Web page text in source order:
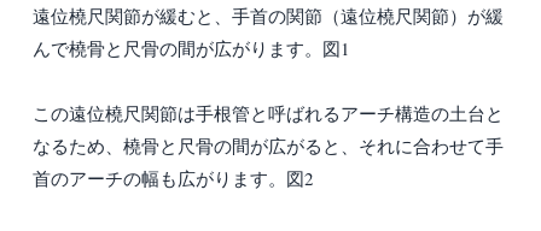
遠位橈尺関節が緩むと、手首の関節（遠位橈尺関節）が緩
んで橈骨と尺骨の間が広がります。図1
この遠位橈尺関節は手根管と呼ばれるアーチ構造の土台と
なるため、橈骨と尺骨の間が広がると、それに合わせて手
首のアーチの幅も広がります。図2